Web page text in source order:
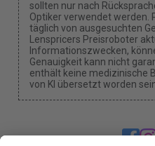
sollten nur nach
Optiker verwendet werden.
täglich von ausgesuchten
Lenspricers Preisroboter
Informationszwecken,
Genauigkeit kann nicht
enthält keine medizinische
von KI übersetzt worden